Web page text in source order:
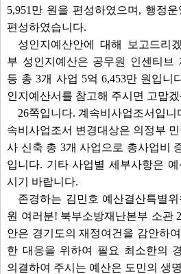
5,951만 원을 편성하였으며, 행정
편성하였습니다.
성인지예산안에 대해 보고드리
부 성인지예산은 공무원 인센티브
등 총 3개 사업 5억 6,453만 원입니
인지예산서를 참고해 주시면 고맙
26쪽입니다. 계속비사업조서입니
속비사업조서 변경대상은 의정부
사 신축 총 3개 사업으로 총사업비
입니다. 기타 사업별 세부사항은
시기 바랍니다.
존경하는 김민호 예산결산특별
원 여러분! 북부소방재난본부 소관
안은 경기도의 재정여건을 감안하
한 대응을 위하여 필요 최소한의
의결하여 주시는 예산은 도민의 생